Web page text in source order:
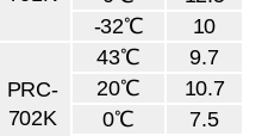
-32℃
10
PRC-
702K
43℃
9.7
20℃
10.7
0℃
7.5